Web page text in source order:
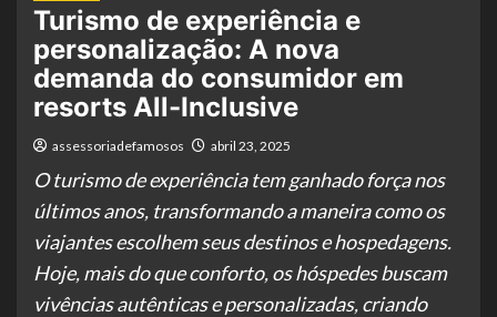
Turismo de experiência e
personalização: A nova
demanda do consumidor em
resorts All-Inclusive
assessoriadefamosos abril 23, 2025
O turismo de experiência tem ganhado força nos
últimos anos, transformando a maneira como os
viajantes escolhem seus destinos e hospedagens.
Hoje, mais do que conforto, os hóspedes buscam
vivências autênticas e personalizadas, criando